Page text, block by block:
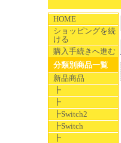
HOME
ショッピングを続
ける
購入手続きへ進む
分類別商品一覧
新品商品
┣
┣
┣Switch2
┣Switch
┣